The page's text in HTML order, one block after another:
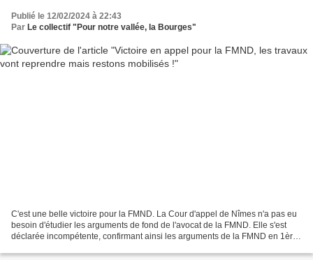
Publié le 12/02/2024 à 22:43
Par Le collectif "Pour notre vallée, la Bourges"
C'est une belle victoire pour la FMND. La Cour d'appel de Nîmes n'a pas eu
besoin d'étudier les arguments de fond de l'avocat de la FMND. Elle s'est
déclarée incompétente, confirmant ainsi les arguments de la FMND en 1ère